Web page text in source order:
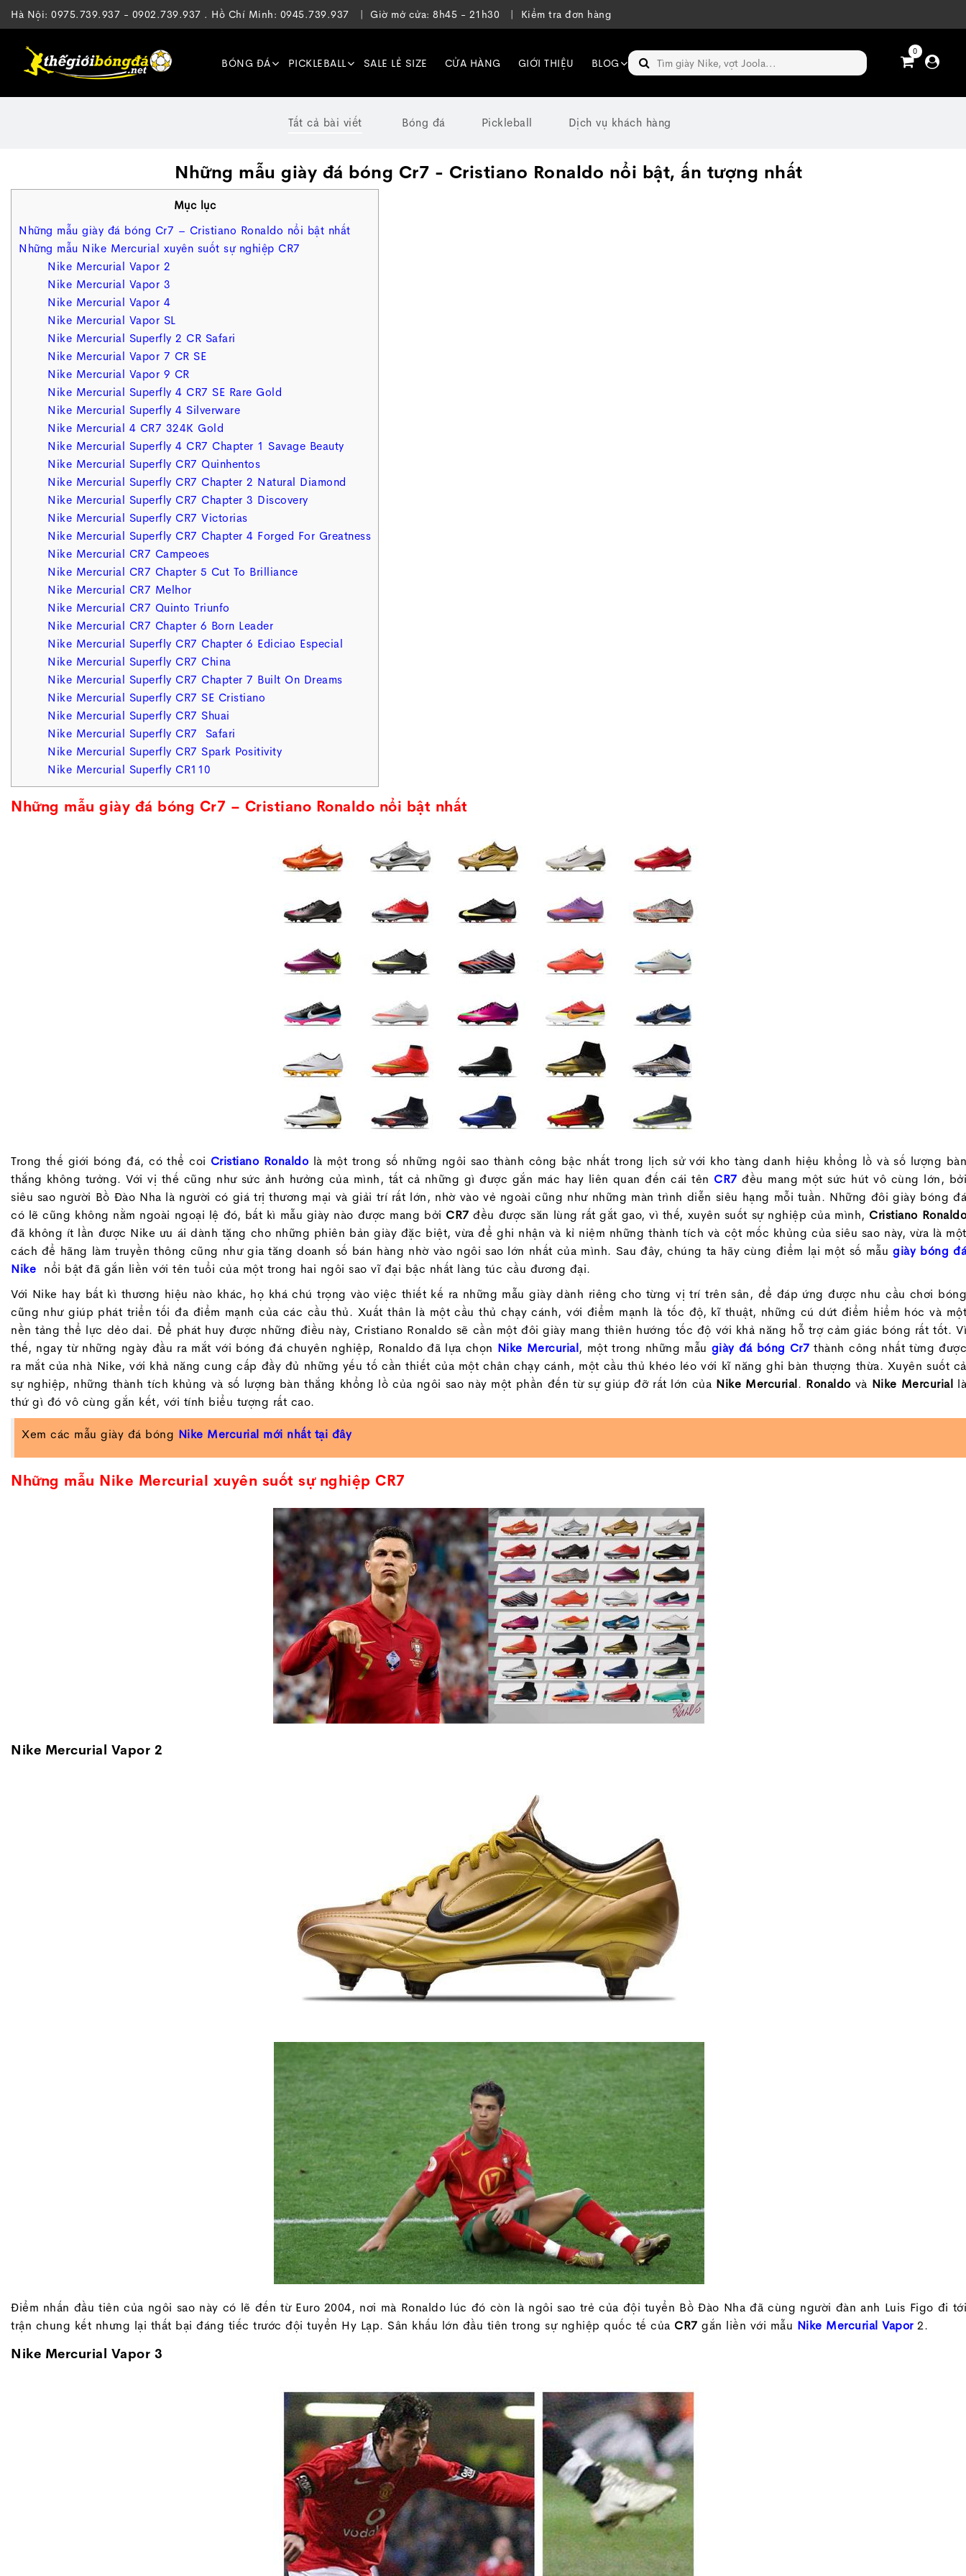
Hà Nội: 0975.739.937 - 0902.739.937 . Hồ Chí Minh: 0945.739.937 Giờ mở cửa: 8h45 - 21h30 Kiểm tra đơn hàng
BÓNG ĐÁ PICKLEBALL SALE LẺ SIZE CỬA HÀNG GIỚI THIỆU BLOG
0
Tất cả bài viết Bóng đá Pickleball Dịch vụ khách hàng
Những mẫu giày đá bóng Cr7 - Cristiano Ronaldo nổi bật, ấn tượng nhất
Mục lục
Những mẫu giày đá bóng Cr7 – Cristiano Ronaldo nổi bật nhất
Những mẫu Nike Mercurial xuyên suốt sự nghiệp CR7
Nike Mercurial Vapor 2
Nike Mercurial Vapor 3
Nike Mercurial Vapor 4
Nike Mercurial Vapor SL
Nike Mercurial Superfly 2 CR Safari
Nike Mercurial Vapor 7 CR SE
Nike Mercurial Vapor 9 CR
Nike Mercurial Superfly 4 CR7 SE Rare Gold
Nike Mercurial Superfly 4 Silverware
Nike Mercurial 4 CR7 324K Gold
Nike Mercurial Superfly 4 CR7 Chapter 1 Savage Beauty
Nike Mercurial Superfly CR7 Quinhentos
Nike Mercurial Superfly CR7 Chapter 2 Natural Diamond
Nike Mercurial Superfly CR7 Chapter 3 Discovery
Nike Mercurial Superfly CR7 Victorias
Nike Mercurial Superfly CR7 Chapter 4 Forged For Greatness
Nike Mercurial CR7 Campeoes
Nike Mercurial CR7 Chapter 5 Cut To Brilliance
Nike Mercurial CR7 Melhor
Nike Mercurial CR7 Quinto Triunfo
Nike Mercurial CR7 Chapter 6 Born Leader
Nike Mercurial Superfly CR7 Chapter 6 Ediciao Especial
Nike Mercurial Superfly CR7 China
Nike Mercurial Superfly CR7 Chapter 7 Built On Dreams
Nike Mercurial Superfly CR7 SE Cristiano
Nike Mercurial Superfly CR7 Shuai
Nike Mercurial Superfly CR7 Safari
Nike Mercurial Superfly CR7 Spark Positivity
Nike Mercurial Superfly CR110
Những mẫu giày đá bóng Cr7 – Cristiano Ronaldo nổi bật nhất
Trong thế giới bóng đá, có thể coi Cristiano Ronaldo là một trong số những ngôi sao thành công bậc nhất trong lịch sử với kho tàng danh hiệu khổng lồ và số lượng
thắng không tưởng. Với vị thế cũng như sức ảnh hưởng của mình, tất cả những gì được gắn mác hay liên quan đến cái tên CR7 đều mang một sức hút vô cùng lớn,
siêu sao người Bồ Đào Nha là người có giá trị thương mại và giải trí rất lớn, nhờ vào vẻ ngoài cũng như những màn trình diễn siêu hạng mỗi tuần. Những đôi giày bóng đá
có lẽ cũng không nằm ngoài ngoại lệ đó, bất kì mẫu giày nào được mang bởi CR7 đều được săn lùng rất gắt gao, vì thế, xuyên suốt sự nghiệp của mình, Cristiano
đã không ít lần được Nike ưu ái dành tặng cho những phiên bản giày đặc biệt, vừa để ghi nhận và kỉ niệm những thành tích và cột mốc khủng của siêu sao này, vừa là một
cách để hãng làm truyền thông cũng như gia tăng doanh số bán hàng nhờ vào ngôi sao lớn nhất của mình. Sau đây, chúng ta hãy cùng điểm lại một số mẫugiày bóng
Nike nổi bật đã gắn liền với tên tuổi của một trong hai ngôi sao vĩ đại bậc nhất làng túc cầu đương đại.
Với Nike hay bất kì thương hiệu nào khác, họ khá chú trọng vào việc thiết kế ra những mẫu giày dành riêng cho từng vị trí trên sân, để đáp ứng được nhu cầu chơi bóng
cũng như giúp phát triển tối đa điểm mạnh của các cầu thủ. Xuất thân là một cầu thủ chạy cánh, với điểm mạnh là tốc độ, kĩ thuật, những cú dứt điểm hiểm hóc và một
nền tảng thể lực dẻo dai. Để phát huy được những điều này, Cristiano Ronaldo sẽ cần một đôi giày mang thiên hướng tốc độ với khả năng hỗ trợ cảm giác bóng rất tốt. Vì
thế, ngay từ những ngày đầu ra mắt với bóng đá chuyên nghiệp, Ronaldo đã lựa chọn Nike Mercurial, một trong những mẫu giày đá bóng Cr7 thành công nhất từng
ra mắt của nhà Nike, với khả năng cung cấp đầy đủ những yếu tố cần thiết của một chân chạy cánh, một cầu thủ khéo léo với kĩ năng ghi bàn thượng thừa. Xuyên suốt cả
sự nghiệp, những thành tích khủng và số lượng bàn thắng khổng lồ của ngôi sao này một phần đến từ sự giúp đỡ rất lớn của Nike Mercurial. Ronaldo và Nike Mercurial
thứ gì đó vô cùng gắn kết, với tính biểu tượng rất cao.
Xem các mẫu giày đá bóng Nike Mercurial mới nhất tại đây
Những mẫu Nike Mercurial xuyên suốt sự nghiệp CR7
Nike Mercurial Vapor 2
Điểm nhấn đầu tiên của ngôi sao này có lẽ đến từ Euro 2004, nơi mà Ronaldo lúc đó còn là ngôi sao trẻ của đội tuyển Bồ Đào Nha đã cùng người đàn anh Luis Figo đi tới
trận chung kết nhưng lại thất bại đáng tiếc trước đội tuyển Hy Lạp. Sân khấu lớn đầu tiên trong sự nghiệp quốc tế của CR7 gắn liền với mẫu Nike Mercurial Vapor2.
Nike Mercurial Vapor 3